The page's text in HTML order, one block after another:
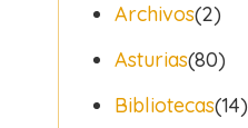
Archivos(2)
Asturias(80)
Bibliotecas(14)